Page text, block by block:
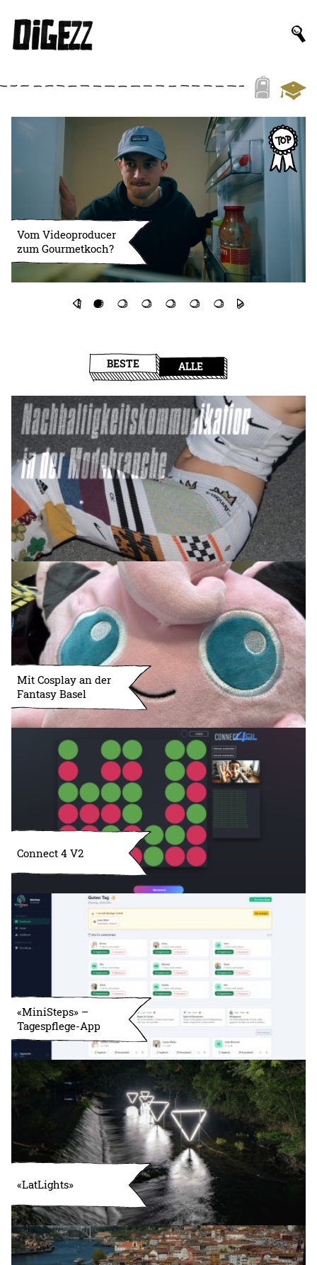
Vom Videoproducer
zum Gourmetkoch?
BESTE ALLE
Mit Cosplay an der
Fantasy Basel
Connect 4 V2
«MiniSteps» –
Tagespflege-App
«LatLights»